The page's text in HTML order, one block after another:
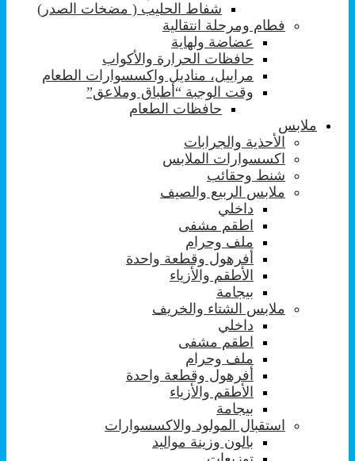
شفاط الحليب ( مضخات الصدر)
فطام ومرحلة انتقالية
عضاضة ولهاية
حافظات الحرارة والأكواب
مراييل، مناديل واكسسوارات الطعام
وقت الوجبة “أطباق وملاعق”
حافظات الطعام
ملابس
الأحذية والجرابات
اكسسوارات الملابس
شنط وحقائب
ملابس الربيع والصيف
داخلي
اطقم مشفى
ملف وحرام
أفرهول وقطعة واحدة
الأطقم والأزياء
بيجامة
ملابس الشتاء والخريف
داخلي
اطقم مشفى
ملف وحرام
أفرهول وقطعة واحدة
الأطقم والأزياء
بيجامة
استقبال المولود والاكسسوارات
بالون وزينة مواليد